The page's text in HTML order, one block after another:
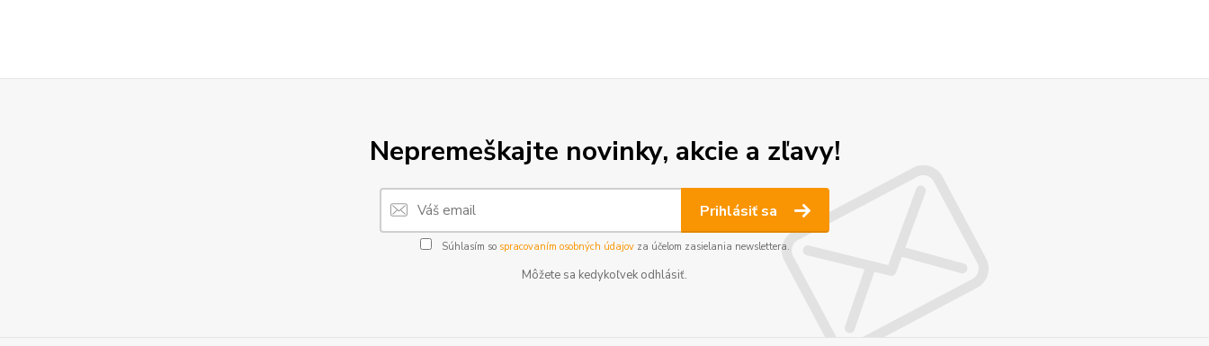
Nepremeškajte novinky, akcie a zľavy!
Prihlásiť sa
Súhlasím so spracovaním osobných údajovza účelom zasielania newslettera.
Môžete sa kedykoľvek odhlásiť.